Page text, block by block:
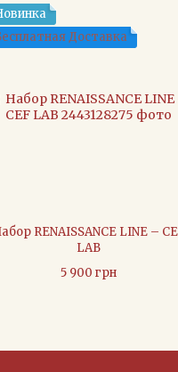
Доставка
RENAISSANCE LINE –
LAB
5 900 грн